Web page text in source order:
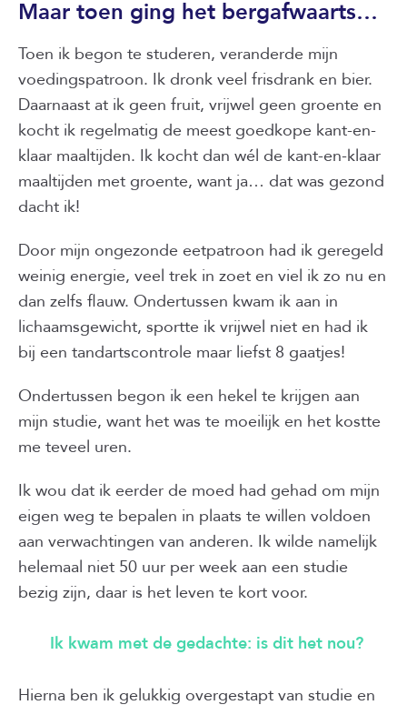
Maar toen ging het bergafwaarts…
Toen ik begon te studeren, veranderde mijn
voedingspatroon. Ik dronk veel frisdrank en bier.
Daarnaast at ik geen fruit, vrijwel geen groente en
kocht ik regelmatig de meest goedkope kant-en-
klaar maaltijden. Ik kocht dan wél de kant-en-klaar
maaltijden met groente, want ja… dat was gezond
dacht ik!
Door mijn ongezonde eetpatroon had ik geregeld
weinig energie, veel trek in zoet en viel ik zo nu en
dan zelfs flauw. Ondertussen kwam ik aan in
lichaamsgewicht, sportte ik vrijwel niet en had ik
bij een tandartscontrole maar liefst 8 gaatjes!
Ondertussen begon ik een hekel te krijgen aan
mijn studie, want het was te moeilijk en het kostte
me teveel uren.
Ik wou dat ik eerder de moed had gehad om mijn
eigen weg te bepalen in plaats te willen voldoen
aan verwachtingen van anderen. Ik wilde namelijk
helemaal niet 50 uur per week aan een studie
bezig zijn, daar is het leven te kort voor.
Ik kwam met de gedachte: is dit het nou?
Hierna ben ik gelukkig overgestapt van studie en